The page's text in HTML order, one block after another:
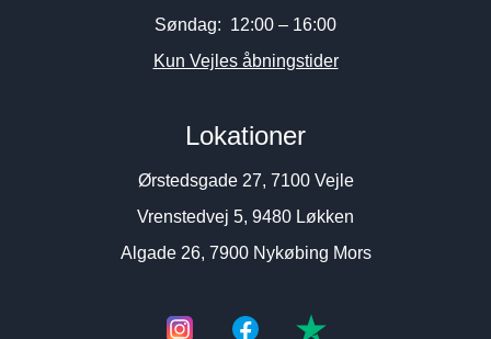
Søndag: 12:00 – 16:00
Kun Vejles åbningstider
Lokationer
Ørstedsgade 27, 7100 Vejle
Vrenstedvej 5, 9480 Løkken
Algade 26, 7900 Nykøbing Mors